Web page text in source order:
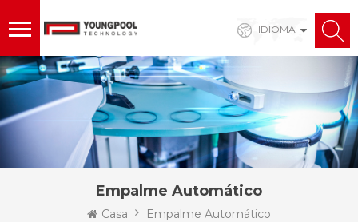
IDIOMA
Empalme Automático
Casa Empalme Automático